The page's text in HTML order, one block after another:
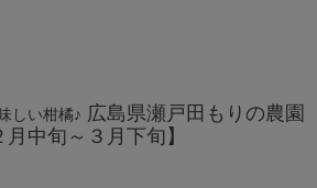
しい柑橘♪ 広島県瀬戸田もりの農
中旬～３月下旬】